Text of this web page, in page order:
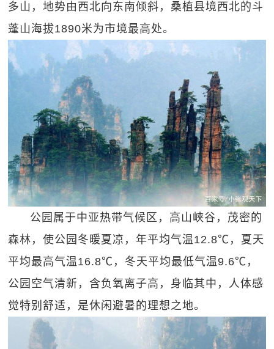
多山，地势由西北向东南倾斜，桑植县境西北的斗
蓬山海拔1890米为市境最高处。
公园属于中亚热带气候区，高山峡谷，茂密的
森林，使公园冬暖夏凉，年平均气温12.8℃，夏天
平均最高气温16.8℃，冬天平均最低气温9.6℃，
公园空气清新，含负氧离子高，身临其中，人体感
觉特别舒适，是休闲避暑的理想之地。